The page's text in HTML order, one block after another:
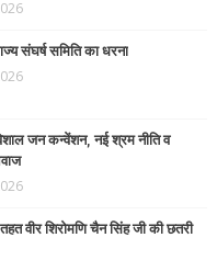
संघर्ष समिति का धरना
जन कन्वेंशन, नई श्रम नीति व
वीर शिरोमणि चैन सिंह जी की छतरी